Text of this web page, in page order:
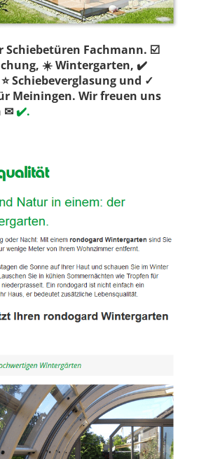
Schiebetüren Fachmann. ☑️
☀️ Wintergarten, ✔️
Schiebeverglasung und ✓
Meiningen. Wir freuen uns
✉✔️.